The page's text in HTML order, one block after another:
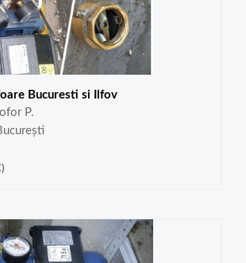
Bucuresti si Ilfov
P.
)